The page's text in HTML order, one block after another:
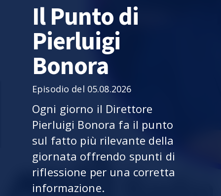
Il Punto di
Pierluigi
Bonora
Episodio del 05.08.2026
Ogni giorno il Direttore
Pierluigi Bonora fa il punto
sul fatto più rilevante della
giornata offrendo spunti di
riflessione per una corretta
informazione.